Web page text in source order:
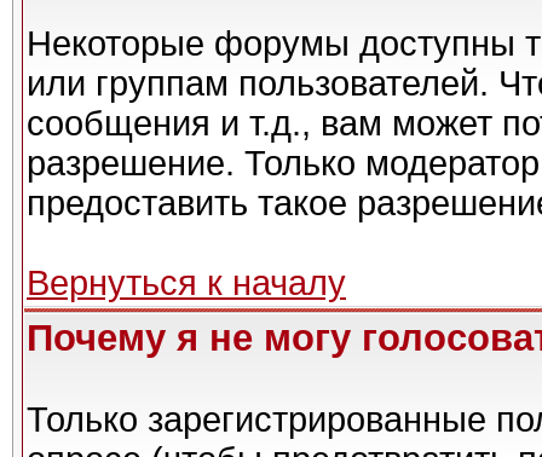
Некоторые форумы доступны
или группам пользователей.
сообщения и т.д., вам может
разрешение. Только
предоставить такое
Вернуться к началу
Почему я не могу
Только зарегистрированные